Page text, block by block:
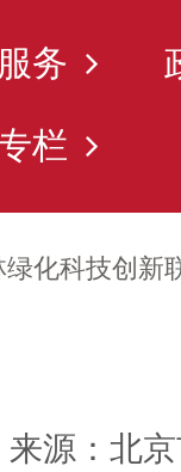
务
栏
化科技创新
源：北